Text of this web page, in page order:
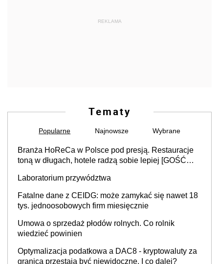
REKLAMA
Tematy
Popularne Najnowsze Wybrane
Branża HoReCa w Polsce pod presją. Restauracje
toną w długach, hotele radzą sobie lepiej [GOŚĆ
Laboratorium przywództwa
Fatalne dane z CEIDG: może zamykać się nawet 18
tys. jednoosobowych firm miesięcznie
Umowa o sprzedaż płodów rolnych. Co rolnik
wiedzieć powinien
Optymalizacja podatkowa a DAC8 - kryptowaluty za
granicą przestają być niewidoczne. I co dalej?